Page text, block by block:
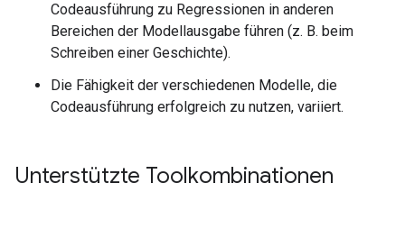
Codeausführung zu Regressionen in anderen
Bereichen der Modellausgabe führen (z. B. beim
Schreiben einer Geschichte).
Die Fähigkeit der verschiedenen Modelle, die
Codeausführung erfolgreich zu nutzen, variiert.
Unterstützte Toolkombinationen